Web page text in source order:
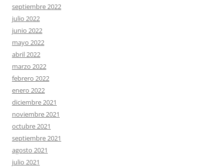
septiembre 2022
julio 2022
junio 2022
mayo 2022
abril 2022
marzo 2022
febrero 2022
enero 2022
diciembre 2021
noviembre 2021
octubre 2021
septiembre 2021
agosto 2021
julio 2021